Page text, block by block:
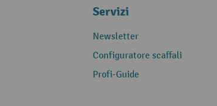
Servizi
Newsletter
Configuratore scaffali
Profi-Guide